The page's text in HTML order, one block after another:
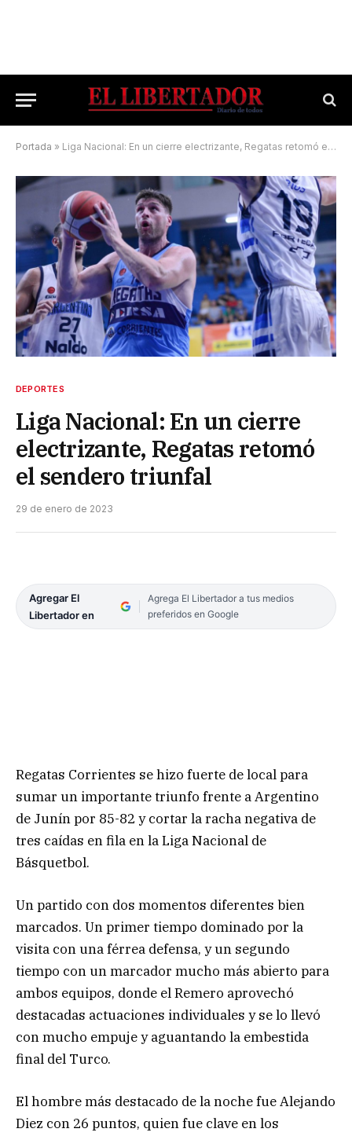
Portada » Liga Nacional: En un cierre electrizante, Regatas retomó el sendero triunfal
DEPORTES
Liga Nacional: En un cierre
electrizante, Regatas retomó
el sendero triunfal
29 de enero de 2023
Agregar El
Libertador en
Agrega El Libertador a tus medios
preferidos en Google
Regatas Corrientes se hizo fuerte de local para
sumar un importante triunfo frente a Argentino
de Junín por 85-82 y cortar la racha negativa de
tres caídas en fila en la Liga Nacional de
Básquetbol.
Un partido con dos momentos diferentes bien
marcados. Un primer tiempo dominado por la
visita con una férrea defensa, y un segundo
tiempo con un marcador mucho más abierto para
ambos equipos, donde el Remero aprovechó
destacadas actuaciones individuales y se lo llevó
con mucho empuje y aguantando la embestida
final del Turco.
El hombre más destacado de la noche fue Alejando
Diez con 26 puntos, quien fue clave en los